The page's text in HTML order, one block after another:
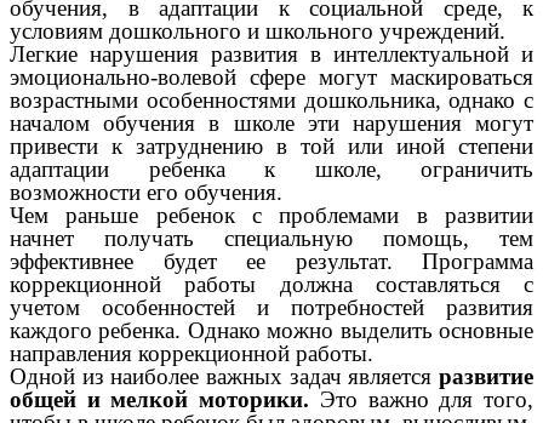
обучения, в адаптации к социальной среде, к
условиям дошкольного и школьного учреждений.
Легкие нарушения развития в интеллектуальной и
эмоционально-волевой сфере могут маскироваться
возрастными особенностями дошкольника, однако с
началом обучения в школе эти нарушения могут
привести к затруднению в той или иной степени
адаптации ребенка к школе, ограничить
возможности его обучения.
Чем раньше ребенок с проблемами в развитии
начнет получать специальную помощь, тем
эффективнее будет ее результат. Программа
коррекционной работы должна составляться с
учетом особенностей и потребностей развития
каждого ребенка. Однако можно выделить основные
направления коррекционной работы.
Одной из наиболее важных задач является развитие
общей и мелкой моторики. Это важно для того,